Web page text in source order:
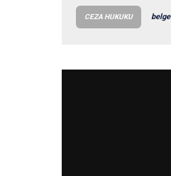
CEZA HUKUKU belge